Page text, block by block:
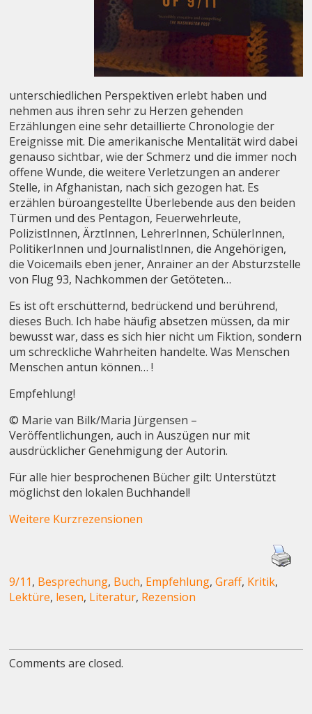
unterschiedlichen Perspektiven erlebt haben und
nehmen aus ihren sehr zu Herzen gehenden
Erzählungen eine sehr detaillierte Chronologie der
Ereignisse mit. Die amerikanische Mentalität wird dabei
genauso sichtbar, wie der Schmerz und die immer noch
offene Wunde, die weitere Verletzungen an anderer
Stelle, in Afghanistan, nach sich gezogen hat. Es
erzählen büroangestellte Überlebende aus den beiden
Türmen und des Pentagon, Feuerwehrleute,
PolizistInnen, ÄrztInnen, LehrerInnen, SchülerInnen,
PolitikerInnen und JournalistInnen, die Angehörigen,
die Voicemails eben jener, Anrainer an der Absturzstelle
von Flug 93, Nachkommen der Getöteten…
Es ist oft erschütternd, bedrückend und berührend,
dieses Buch. Ich habe häufig absetzen müssen, da mir
bewusst war, dass es sich hier nicht um Fiktion, sondern
um schreckliche Wahrheiten handelte. Was Menschen
Menschen antun können… !
Empfehlung!
© Marie van Bilk/Maria Jürgensen –
Veröffentlichungen, auch in Auszügen nur mit
ausdrücklicher Genehmigung der Autorin.
Für alle hier besprochenen Bücher gilt: Unterstützt
möglichst den lokalen Buchhandel!
Weitere Kurzrezensionen
9/11, Besprechung, Buch, Empfehlung,Graff, Kritik,
Lektüre, lesen, Literatur, Rezension
Comments are closed.